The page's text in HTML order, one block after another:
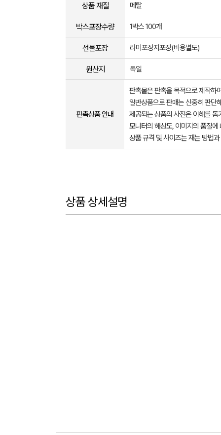
상품 재질 메탈
박스포장수량 1박스 100개
선물포장 라미포장지포장(비용별도)
원산지 독일
판촉상품 안내
판촉물은 판촉을 목적으로 제작하
일반상품으로 판매는 신중히 판단
제공되는 상품의 사진은 이해를
모니터의 해상도, 이미지의 품질
상품 규격 및 사이즈는 재는 방법
상품 상세설명